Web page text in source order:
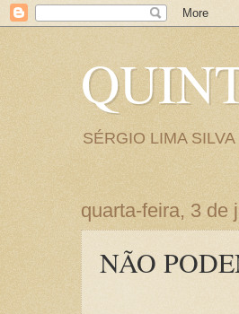
SÉRGIO LIMA SILVA
quarta-feira, 3 de
NÃO